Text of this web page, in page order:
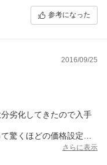
く、ボールの戻りが悪くな
参考になった
2016/09/25
劣化してきたので入手
驚くほどの価格設定を
らず安価で入手出来ま
さらに表示